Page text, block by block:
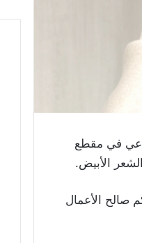
في مقطع
الأبيض.
صالح الأعمال